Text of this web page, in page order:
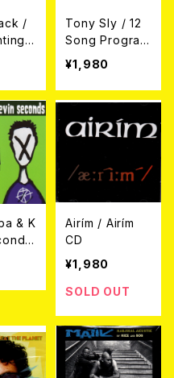
/
S
G
Tony Sly / 12
Song Program
CD
¥1,980
& K
Airím / Airím
CD
¥1,980
SOLD OUT